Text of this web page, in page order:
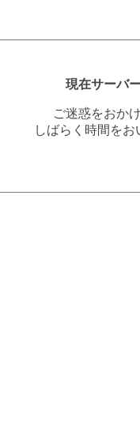
現在サーバ
ご迷惑をおか
しばらく時間を